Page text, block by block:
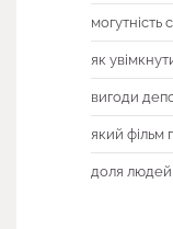
могутність
як
вигоди
який фільм
доля людей